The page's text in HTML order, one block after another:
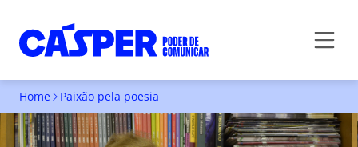
Home Paixão pela poesia